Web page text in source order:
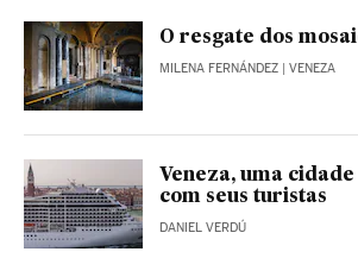
O resgate dos
MILENA FERNÁNDEZ | VENEZA
Veneza, uma
com seus turistas
DANIEL VERDÚ